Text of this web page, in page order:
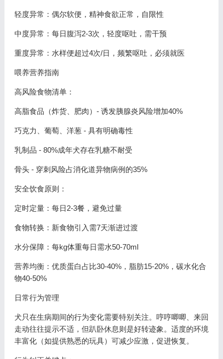
轻度异常：偶尔软便，精神食欲正常，自限性
中度异常：每日腹泻2-3次，轻度呕吐，需干预
重度异常：水样便超过4次/日，频繁呕吐，必须就医
喂养营养指南
高风险食物清单：
高脂食品（炸货、肥肉）- 诱发胰腺炎风险增加40%
巧克力、葡萄、洋葱 - 具有明确毒性
乳制品 - 80%成年犬存在乳糖不耐受
骨头 - 穿刺风险占消化道异物病例的35%
安全饮食原则：
定时定量：每日2-3餐，避免过量
食物转换：新食物引入需7天渐进过渡
水分保障：每kg体重每日需水50-70ml
营养均衡：优质蛋白占比30-40%，脂肪15-20%，碳水化合
物40-50%
日常行为管理
犬只在生病期间的行为变化需要特别关注。哼哼唧唧、来回
走动往往提示不适，但趴卧休息则是好转迹象。适度的环境
丰富化（如提供熟悉的玩具）可减少应激，促进恢复。